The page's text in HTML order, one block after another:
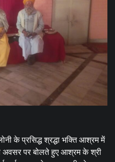
के प्रसिद्ध श्रद्धा भक्ति आश्रम में
पर बोलते हुए आश्रम के श्री